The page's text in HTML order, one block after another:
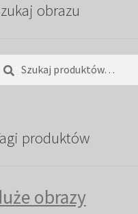
obrazu
produktów
obrazy